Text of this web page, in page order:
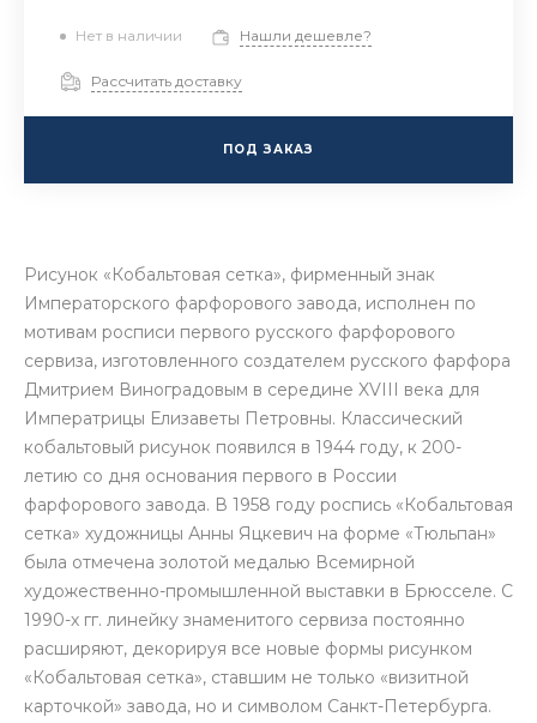
Нет в наличии Нашли дешевле?
Рассчитать доставку
ПОД ЗАКАЗ
Рисунок «Кобальтовая сетка», фирменный знак
Императорского фарфорового завода, исполнен по
мотивам росписи первого русского фарфорового
сервиза, изготовленного создателем русского фарфора
Дмитрием Виноградовым в середине XVIII века для
Императрицы Елизаветы Петровны. Классический
кобальтовый рисунок появился в 1944 году, к 200-
летию со дня основания первого в России
фарфорового завода. В 1958 году роспись «Кобальтовая
сетка» художницы Анны Яцкевич на форме «Тюльпан»
была отмечена золотой медалью Всемирной
художественно-промышленной выставки в Брюсселе. С
1990-х гг. линейку знаменитого сервиза постоянно
расширяют, декорируя все новые формы рисунком
«Кобальтовая сетка», ставшим не только «визитной
карточкой» завода, но и символом Санкт-Петербурга.